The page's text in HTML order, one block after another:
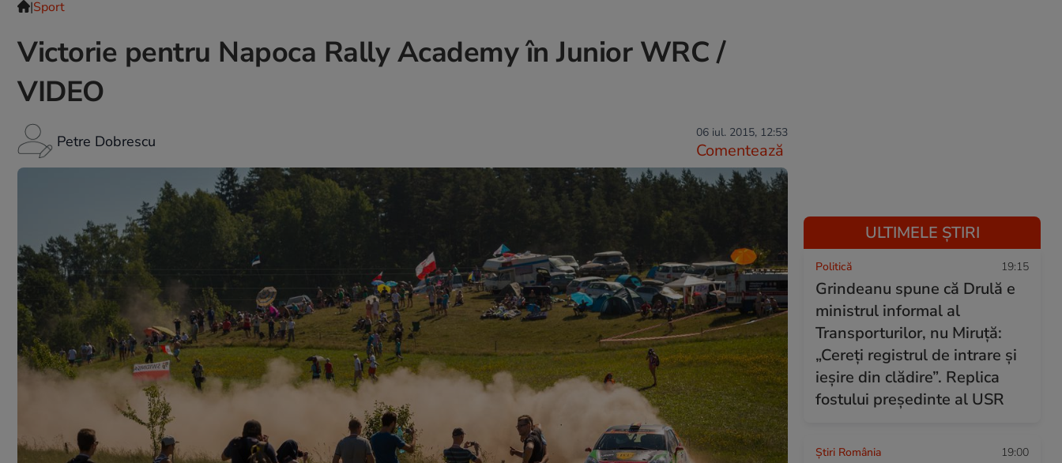
|Sport
Victorie pentru Napoca Rally Academy în Junior WRC /
VIDEO
Petre Dobrescu 06 iul. 2015, 12:53
Comentează
ULTIMELE ȘTIRI
Politică 19:15
Grindeanu spune că Drulă e
ministrul informal al
Transporturilor, nu Miruță:
„Cereți registrul de intrare și
ieșire din clădire”. Replica
fostului președinte al USR
Știri România 19:00